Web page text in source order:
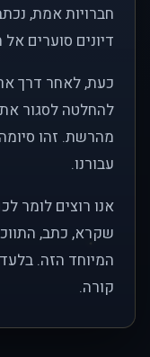
חברויות אמת,
דיונים סוערים
כעת, לאחר דרך
להחלטה לסגור
מהרשת. זהו
עבורנו.
אנו רוצים לומר
שקרא, כתב,
המיוחד הזה.
קורה.